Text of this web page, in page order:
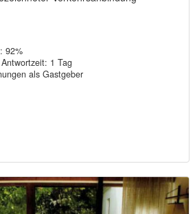
92%
1 Tag
als Gastgeber